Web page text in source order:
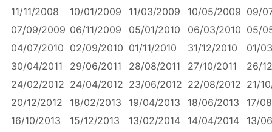
11/11/2008
10/01/2009 11/03/2009 10/05/2009 09/
07/09/2009 06/11/2009 05/01/2010 06/03/2010 05/
04/07/2010 02/09/2010 01/11/2010 31/12/2010
01/
30/04/2011
29/06/2011 28/08/2011 27/10/2011
26/
24/02/2012 24/04/2012 23/06/2012 22/08/2012 21/
20/12/2012
18/02/2013 19/04/2013 18/06/2013
17/
16/10/2013
15/12/2013 13/02/2014 14/04/2014
13/